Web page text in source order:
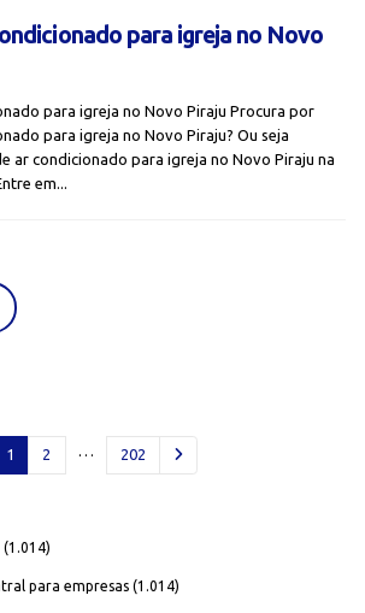
para igreja no Novo
para igreja no Novo Piraju Procura por
para igreja no Novo Piraju? Ou seja
ar condicionado para igreja no Novo Piraju na
em...
1 2 … 202
(1.014)
para empresas (1.014)